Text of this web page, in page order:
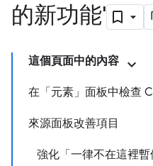
的新功能'
這個頁面中的內容
在「元素」面板中檢查
來源面板改善項目
強化「一律不在這裡